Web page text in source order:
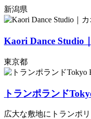
新潟県
Kaori Dance Studio
東京都
トランポランド
広大な敷地にトランポ